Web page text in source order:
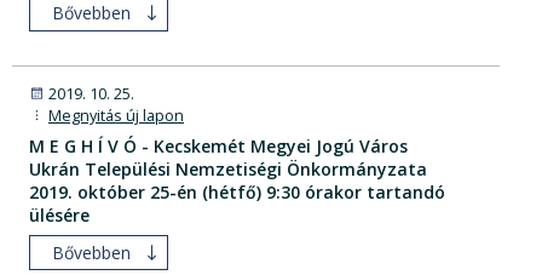
Bővebben
2019. 10. 25.
Megnyitás új lapon
M E G H Í V Ó - Kecskemét Megyei Jogú Város
Ukrán Települési Nemzetiségi Önkormányzata
2019. október 25-én (hétfő) 9:30 órakor tartandó
ülésére
Bővebben